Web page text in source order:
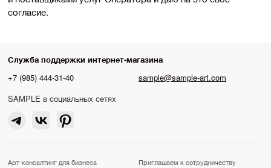
согласие.
Служба поддержки интернет-магазина
+7 (985) 444-31-40
sample@sample-art.com
SAMPLE в социальных сетях
Арт-консалтинг для бизнеса
Приглашаем к сотрудничеству